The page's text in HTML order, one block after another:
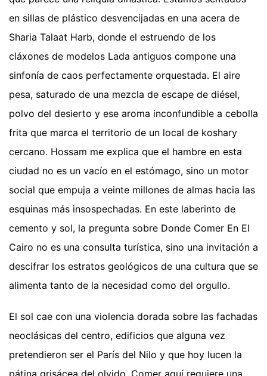
en sillas de plástico desvencijadas en una acera de
Sharia Talaat Harb, donde el estruendo de los
cláxones de modelos Lada antiguos compone una
sinfonía de caos perfectamente orquestada. El aire
pesa, saturado de una mezcla de escape de diésel,
polvo del desierto y ese aroma inconfundible a cebolla
frita que marca el territorio de un local de koshary
cercano. Hossam me explica que el hambre en esta
ciudad no es un vacío en el estómago, sino un motor
social que empuja a veinte millones de almas hacia las
esquinas más insospechadas. En este laberinto de
cemento y sol, la pregunta sobre Donde Comer En El
Cairo no es una consulta turística, sino una invitación a
descifrar los estratos geológicos de una cultura que se
alimenta tanto de la necesidad como del orgullo.
El sol cae con una violencia dorada sobre las fachadas
neoclásicas del centro, edificios que alguna vez
pretendieron ser el París del Nilo y que hoy lucen la
pátina grisácea del olvido. Comer aquí requiere una